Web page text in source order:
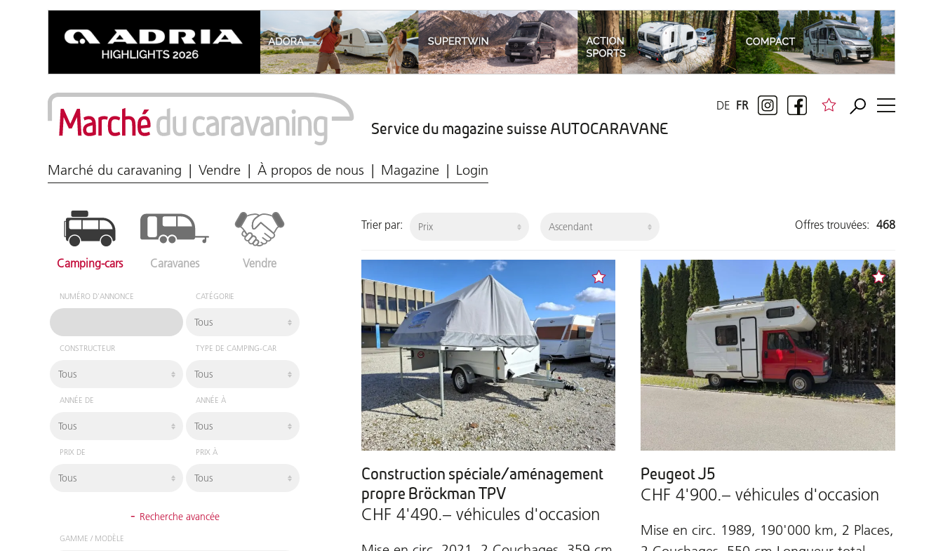
Service du magazine suisse AUTOCARAVANE
FR
DE
Marché du caravaning Vendre À propos de nous Magazine Login
Camping-cars Caravanes Vendre
NUMÉRO D'ANNONCE CATÉGORIE
CONSTRUCTEUR TYPE DE CAMPING-CAR
ANNÉE DE ANNÉE À
PRIX DE PRIX À
- Recherche avancée
GAMME / MODÈLE
Trier par: Offres trouvées: 468
Construction spéciale/aménagement
propre Bröckman TPV
CHF 4'490.– véhicules d'occasion
Peugeot J5
CHF 4'900.– véhicules d'occasion
Mise en circ. 1989, 190'000 km, 2 Places,